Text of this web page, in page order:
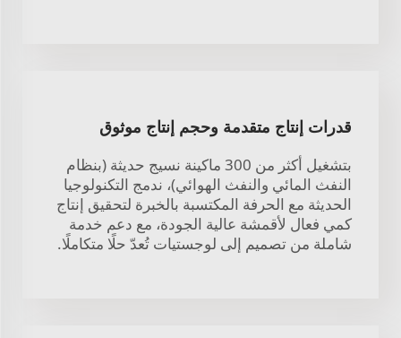
قدرات إنتاج متقدمة وحجم إنتاج موثوق
بتشغيل أكثر من 300 ماكينة نسيج حديثة (بنظام
النفث المائي والنفث الهوائي)، ندمج التكنولوجيا
الحديثة مع الحرفة المكتسبة بالخبرة لتحقيق إنتاج
كمي فعال لأقمشة عالية الجودة، مع دعم خدمة
شاملة من تصميم إلى لوجستيات تُعدّ حلًا متكاملًا.